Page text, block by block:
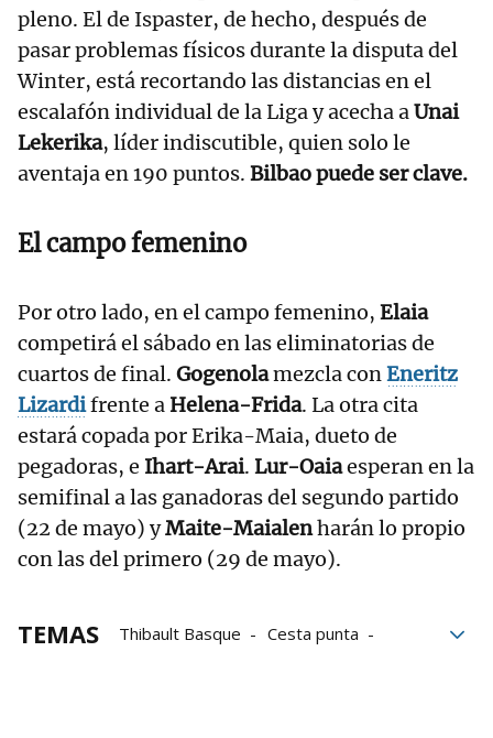
pleno. El de Ispaster, de hecho, después de
pasar problemas físicos durante la disputa del
Winter, está recortando las distancias en el
escalafón individual de la Liga y acecha aUnai
Lekerika, líder indiscutible, quien solo le
aventaja en 190 puntos. Bilbao puede ser clave.
El campo femenino
Por otro lado, en el campo femenino, Elaia
competirá el sábado en las eliminatorias de
cuartos de final. Gogenolamezcla conEneritz
Lizardifrente a Helena-Frida. La otra cita
estará copada por Erika-Maia, dueto de
pegadoras, e Ihart-Arai. Lur-Oaiaesperan en la
semifinal a las ganadoras del segundo partido
(22 de mayo) yMaite-Maialenharán lo propio
con las del primero (29 de mayo).
TEMAS Thibault Basque
Cesta punta